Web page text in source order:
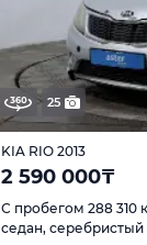
25
KIA RIO 2013
2 590 000₸
С пробегом 288 310
седан, серебристый